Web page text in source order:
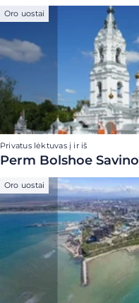
Oro uostai
Privatus lėktuvas į ir iš
Perm Bolshoe Savino
Oro uostai